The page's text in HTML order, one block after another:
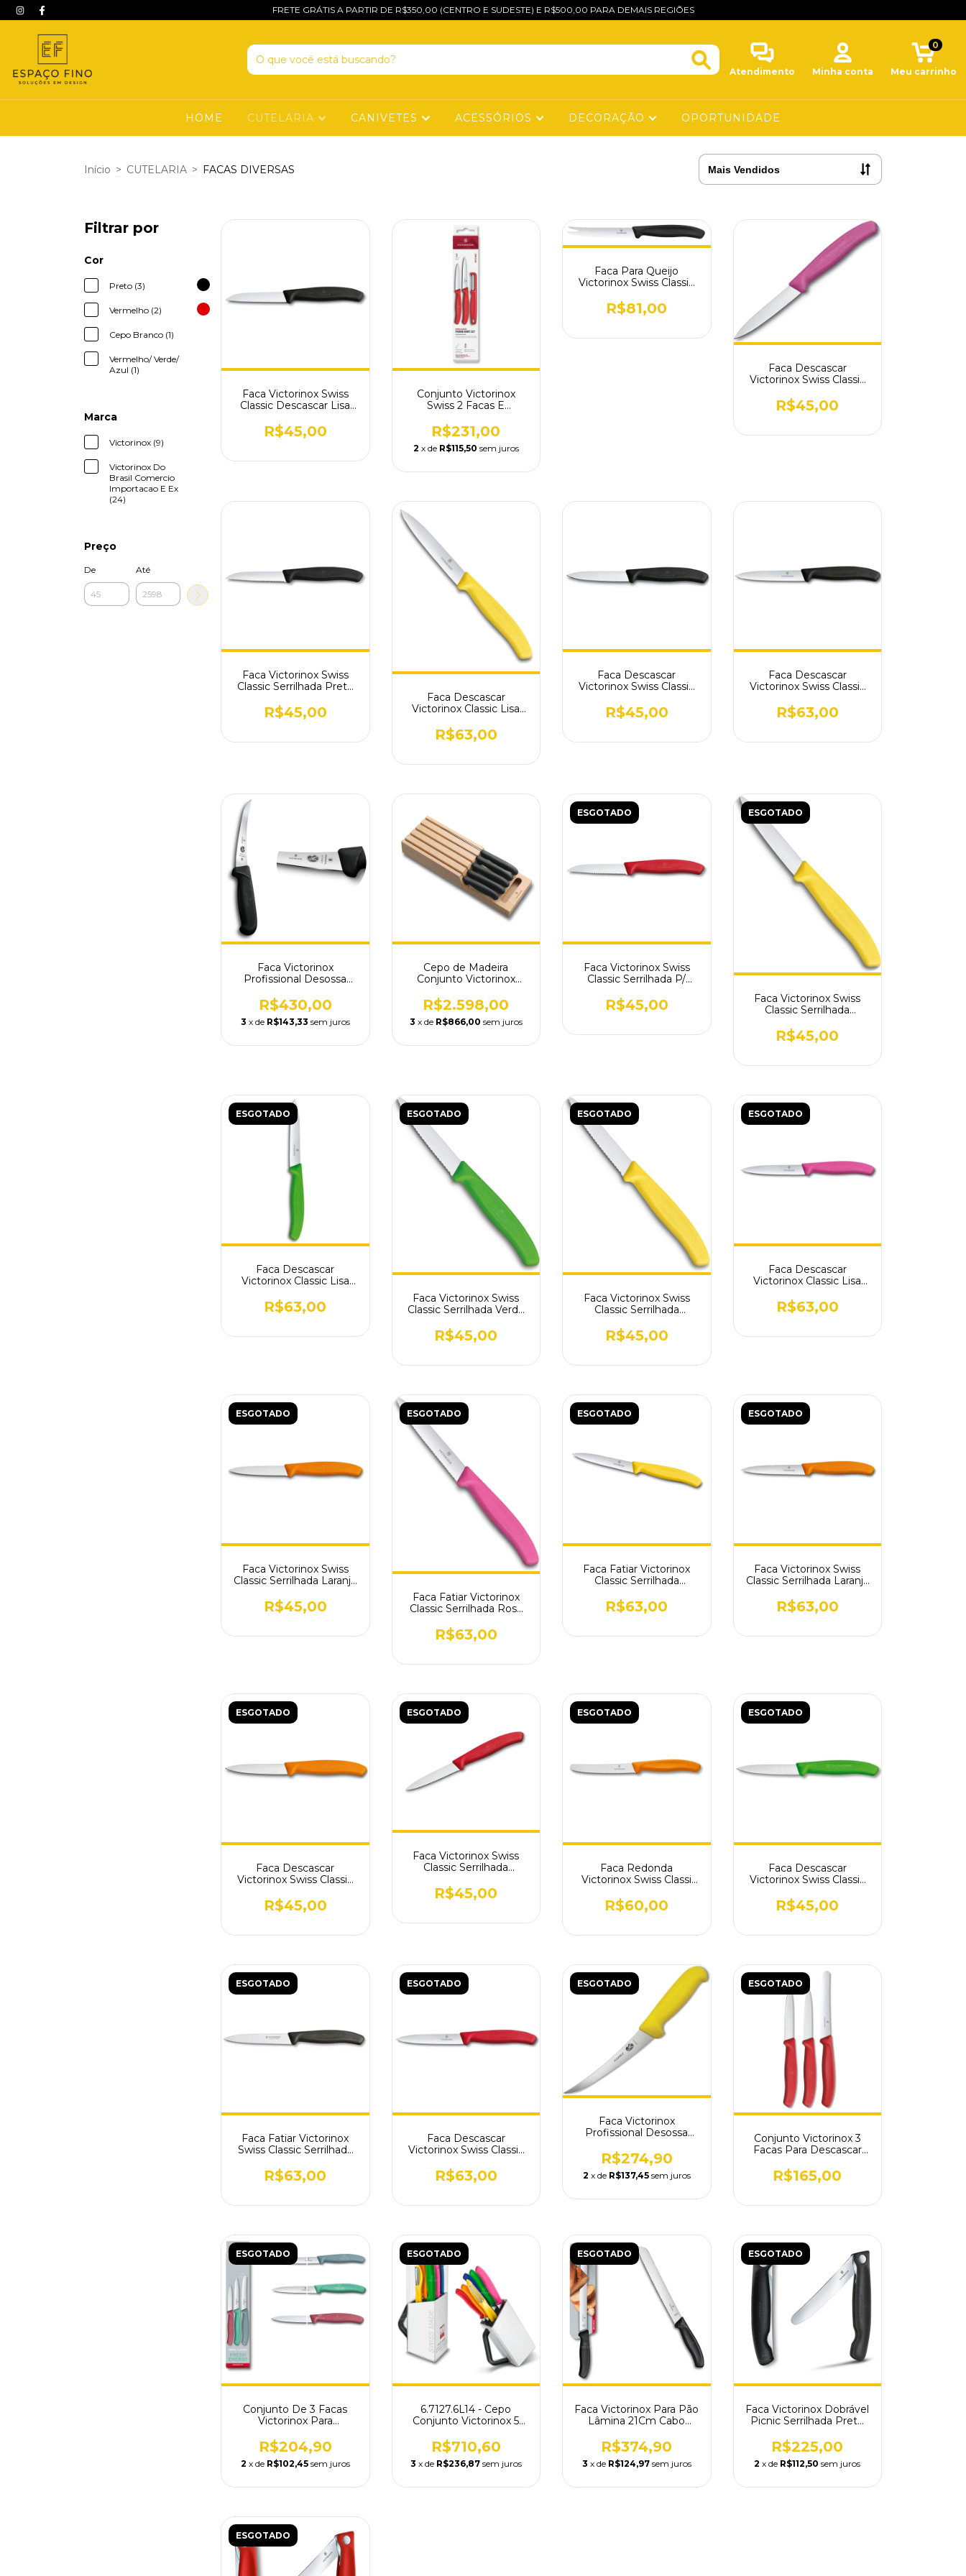
FRETE GRÁTIS A PARTIR DE R$350,00 (CENTRO E SUDESTE) E R$500,00 PARA DEMAIS REGIÕES
Atendimento Minha conta Meu carrinho
0
HOME CUTELARIA CANIVETES ACESSÓRIOS DECORAÇÃO OPORTUNIDADE
Início > CUTELARIA > FACAS DIVERSAS
Filtrar por
Cor
Preto (3)
Vermelho (2)
Cepo Branco (1)
Vermelho/ Verde/
Azul (1)
Marca
Victorinox (9)
Victorinox Do
Brasil Comercio
Importacao E Ex
(24)
Preço
De Até
Faca Victorinox Swiss
Classic Descascar Lisa
R$45,00
Conjunto Victorinox
Swiss 2 Facas E
R$231,00
2 x de R$115,50 sem juros
Faca Para Queijo
Victorinox Swiss Classic
R$81,00
Faca Descascar
Victorinox Swiss Classic
R$45,00
Faca Victorinox Swiss
Classic Serrilhada Preta
R$45,00
Faca Descascar
Victorinox Classic Lisa
R$63,00
Faca Descascar
Victorinox Swiss Classic
R$45,00
Faca Descascar
Victorinox Swiss Classic
R$63,00
Faca Victorinox
Profissional Desossa
R$430,00
3 x de R$143,33 sem juros
Cepo de Madeira
Conjunto Victorinox
R$2.598,00
3 x de R$866,00 sem juros
ESGOTADO
Faca Victorinox Swiss
Classic Serrilhada P/
R$45,00
ESGOTADO
Faca Victorinox Swiss
Classic Serrilhada
R$45,00
ESGOTADO
Faca Descascar
Victorinox Classic Lisa
R$63,00
ESGOTADO
Faca Victorinox Swiss
Classic Serrilhada Verde
R$45,00
ESGOTADO
Faca Victorinox Swiss
Classic Serrilhada
R$45,00
ESGOTADO
Faca Descascar
Victorinox Classic Lisa
R$63,00
ESGOTADO
Faca Victorinox Swiss
Classic Serrilhada Laranja
R$45,00
ESGOTADO
Faca Fatiar Victorinox
Classic Serrilhada Rosa
R$63,00
ESGOTADO
Faca Fatiar Victorinox
Classic Serrilhada
R$63,00
ESGOTADO
Faca Victorinox Swiss
Classic Serrilhada Laranja
R$63,00
ESGOTADO
Faca Descascar
Victorinox Swiss Classic
R$45,00
ESGOTADO
Faca Victorinox Swiss
Classic Serrilhada
R$45,00
ESGOTADO
Faca Redonda
Victorinox Swiss Classi
R$60,00
ESGOTADO
Faca Descascar
Victorinox Swiss Classic
R$45,00
ESGOTADO
Faca Fatiar Victorinox
Swiss Classic Serrilhada
R$63,00
ESGOTADO
Faca Descascar
Victorinox Swiss Classic
R$63,00
ESGOTADO
Faca Victorinox
Profissional Desossa
R$274,90
2 x de R$137,45 sem juros
ESGOTADO
Conjunto Victorinox 3
Facas Para Descascar
R$165,00
ESGOTADO
Conjunto De 3 Facas
Victorinox Para
R$204,90
2 x de R$102,45 sem juros
ESGOTADO
6.7127.6L14 - Cepo
Conjunto Victorinox 5
R$710,60
3 x de R$236,87 sem juros
ESGOTADO
Faca Victorinox Para Pão
Lâmina 21Cm Cabo
R$374,90
3 x de R$124,97 sem juros
ESGOTADO
Faca Victorinox Dobrável
Picnic Serrilhada Preto
R$225,00
2 x de R$112,50 sem juros
ESGOTADO